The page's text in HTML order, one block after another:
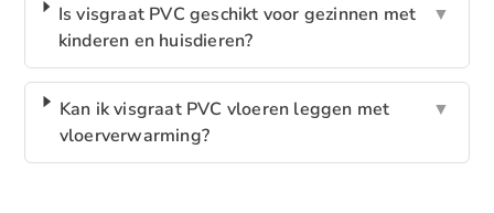
Is visgraat PVC geschikt voor gezinnen met
kinderen en huisdieren?
▼
Kan ik visgraat PVC vloeren leggen met
vloerverwarming?
▼